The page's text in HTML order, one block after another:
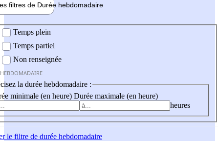
filtres de Durée hebdomadaire
Temps plein
Temps partiel
Non renseignée
la durée hebdomadaire :
minimale (en heure) Durée maximale (en heure)
heures
le filtre de durée hebdomadaire